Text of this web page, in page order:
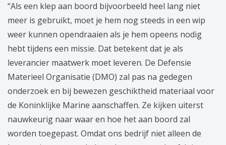
“Als een klep aan boord bijvoorbeeld heel lang niet
meer is gebruikt, moet je hem nog steeds in een wip
weer kunnen opendraaien als je hem opeens nodig
hebt tijdens een missie. Dat betekent dat je als
leverancier maatwerk moet leveren. De Defensie
Materieel Organisatie (DMO) zal pas na gedegen
onderzoek en bij bewezen geschiktheid materiaal voor
de Koninklijke Marine aanschaffen. Ze kijken uiterst
nauwkeurig naar waar en hoe het aan boord zal
worden toegepast. Omdat ons bedrijf niet alleen de